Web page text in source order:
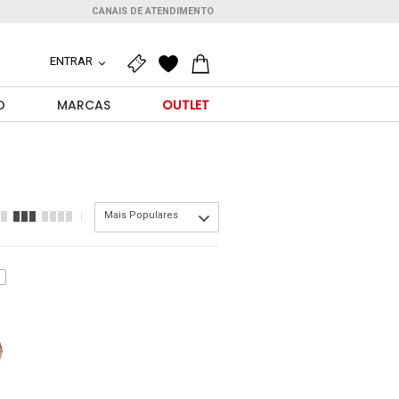
CANAIS DE ATENDIMENTO
ENTRAR
MARCAS OUTLET
Mais Populares